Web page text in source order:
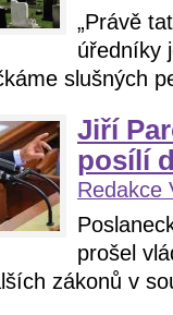
„Právě
úředníky
slušných
Jiří
posílí
Redakce
prošel
zákonů v